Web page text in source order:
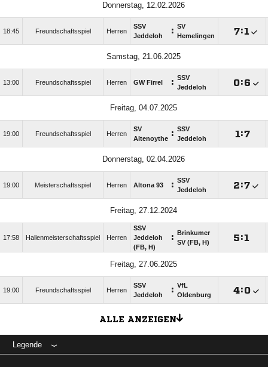
Donnerstag, 12.02.2026
18:45 Freundschaftsspiel Herren
SSV
Jeddeloh
: SV
Hemelingen
:
Samstag, 21.06.2025
13:00 Freundschaftsspiel Herren GW Firrel : SSV
Jeddeloh
:
Freitag, 04.07.2025
19:00 Freundschaftsspiel Herren
SV
Altenoythe : SSV
Jeddeloh
:
Donnerstag, 02.04.2026
19:00 Meisterschaftsspiel Herren Altona 93 : SSV
Jeddeloh
:
Freitag, 27.12.2024
17:58 Hallenmeisterschaftsspiel Herren
SSV
Jeddeloh
(FB, H)
:
Brinkumer
SV (FB, H)
:
Freitag, 27.06.2025
19:00 Freundschaftsspiel Herren
SSV
Jeddeloh
: VfL
Oldenburg
:
ALLE ANZEIGEN
Legende